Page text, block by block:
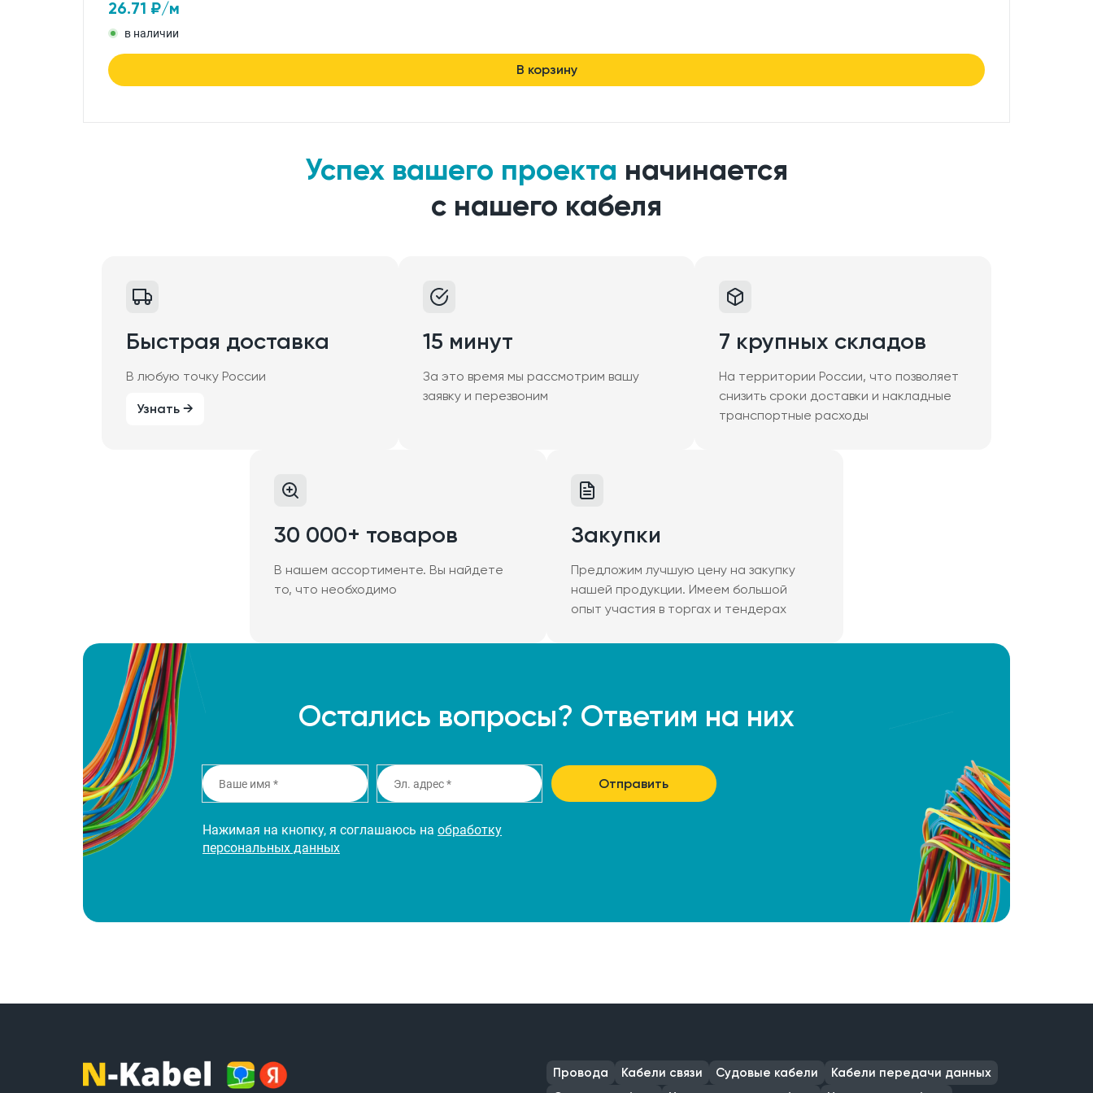
26.71 ₽/м
в наличии
В корзину
Успех вашего проекта начинается
с нашего кабеля
Быстрая доставка
В любую точку России
Узнать →
15 минут
За это время мы рассмотрим вашу
заявку и перезвоним
7 крупных складов
На территории России, что позволяет
снизить сроки доставки и накладные
транспортные расходы
30 000+ товаров
В нашем ассортименте. Вы найдете
то, что необходимо
Закупки
Предложим лучшую цену на закупку
нашей продукции. Имеем большой
опыт участия в торгах и тендерах
Остались вопросы? Ответим на них
Отправить
Нажимая на кнопку, я соглашаюсь на обработку
персональных данных
Провода Кабели связи Судовые кабели
Кабели передачи данных